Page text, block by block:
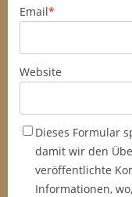
Email*
Website
Dieses Formular
damit wir den
veröffentlichte
Informationen,